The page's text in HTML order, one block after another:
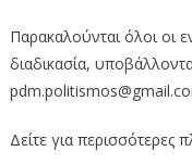
Παρακαλούνται όλοι οι
διαδικασία,
Δείτε για περισσότερες